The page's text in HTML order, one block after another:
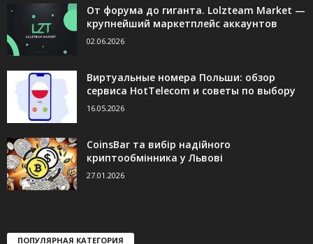
От форума до гиганта. Lolzteam Market —
крупнейший маркетплейс аккаунтов
02.06.2026
Виртуальные номера Польши: обзор
сервиса HotTelecom и советы по выбору
16.05.2026
CoinsBar та вибір надійного
криптообмінника у Львові
27.01.2026
ПОПУЛЯРНАЯ КАТЕГОРИЯ